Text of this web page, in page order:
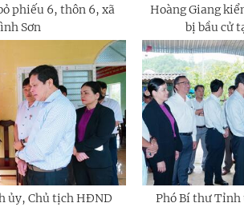
phiếu 6, thôn 6, xã
Sơn
Hoàng Giang
bị bầu cử
ủy, Chủ tịch HĐND
Phó Bí thư